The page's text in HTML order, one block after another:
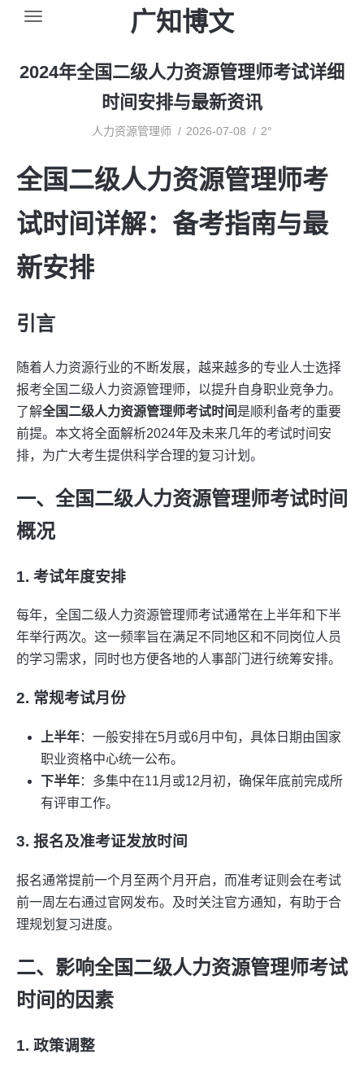
广知博文
2024年全国二级人力资源管理师考试详细
时间安排与最新资讯
人力资源管理师 2026-07-08 2°
全国二级人力资源管理师考
试时间详解：备考指南与最
新安排
引言
随着人力资源行业的不断发展，越来越多的专业人士选择
报考全国二级人力资源管理师，以提升自身职业竞争力。
了解全国二级人力资源管理师考试时间 是顺利备考的重要
前提。本文将全面解析2024年及未来几年的考试时间安
排，为广大考生提供科学合理的复习计划。
一、全国二级人力资源管理师考试时间
概况
1. 考试年度安排
每年，全国二级人力资源管理师考试通常在上半年和下半
年举行两次。这一频率旨在满足不同地区和不同岗位人员
的学习需求，同时也方便各地的人事部门进行统筹安排。
2. 常规考试月份
上半年：一般安排在5月或6月中旬，具体日期由国家
职业资格中心统一公布。
下半年：多集中在11月或12月初，确保年底前完成所
有评审工作。
3. 报名及准考证发放时间
报名通常提前一个月至两个月开启，而准考证则会在考试
前一周左右通过官网发布。及时关注官方通知，有助于合
理规划复习进度。
二、影响全国二级人力资源管理师考试
时间的因素
1. 政策调整